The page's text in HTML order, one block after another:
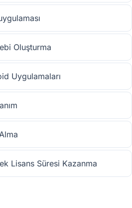
Oluşturma
Uygulamaları
Lisans Süresi Kazanma